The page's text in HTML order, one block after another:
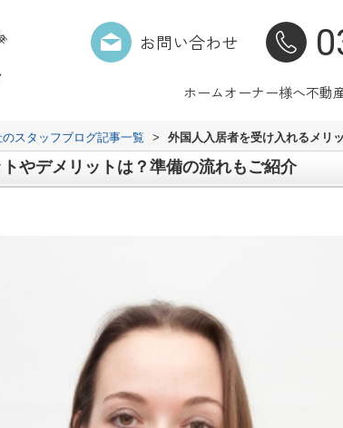
お問い合わせ
ホームオーナー様へ不動
スタッフブログ記事一覧 > 外国人入居者を受け入れるメリ
やデメリットは？準備の流れもご紹介